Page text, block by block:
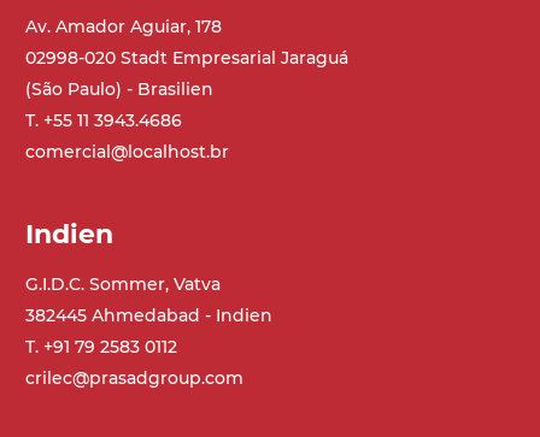
PU Oberfläche in Mattblau
Rippen aus PU
Antrieb
direkt, Zug (linke Seite), 3-phasiger
4,8 m/Minute
On/Off, E-Stopp, Motor-
Av. Amador Aguiar, 178
02998-020 Stadt Empresarial Jaraguá
(São Paulo) - Brasilien
T. +55 11 3943.4686
comercial@localhost.br
Indien
G.I.D.C. Sommer, Vatva
382445 Ahmedabad - Indien
T. +91 79 2583 0112
crilec@prasadgroup.com